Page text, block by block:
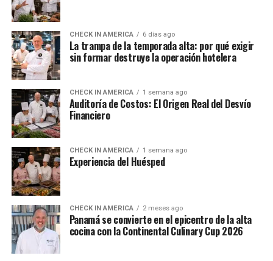
CHECK IN AMERICA 6 días ago
La trampa de la temporada alta: por qué exigir
sin formar destruye la operación hotelera
CHECK IN AMERICA 1 semana ago
Auditoría de Costos: El Origen Real del Desvío
Financiero
CHECK IN AMERICA 1 semana ago
Experiencia del Huésped
CHECK IN AMERICA 2 meses ago
Panamá se convierte en el epicentro de la alta
cocina con la Continental Culinary Cup 2026